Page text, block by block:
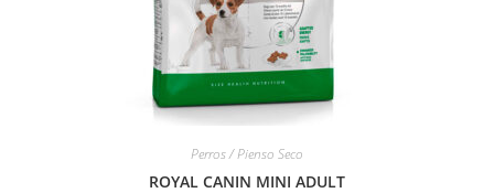
Perros / Pienso Seco
ROYAL CANIN MINI ADULT